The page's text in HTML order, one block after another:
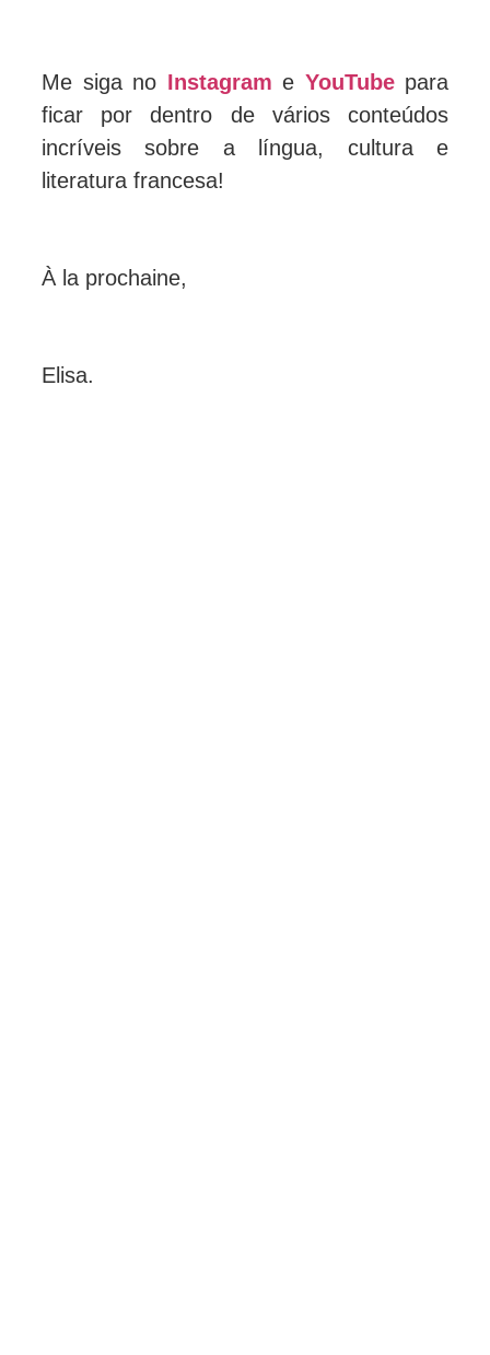
Me siga no Instagram e YouTube para
ficar por dentro de vários conteúdos
incríveis sobre a língua, cultura e
literatura francesa!
À la prochaine,
Elisa.